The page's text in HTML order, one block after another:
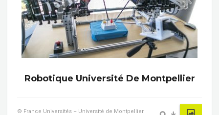
Robotique Université De Montpellier
© France Universités – Université de Montpellier